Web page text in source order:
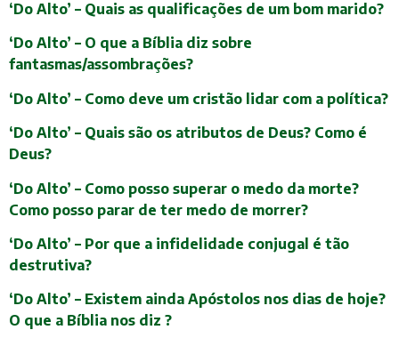
‘Do Alto’ – Quais as qualificações de um bom marido?
‘Do Alto’ – O que a Bíblia diz sobre
fantasmas/assombrações?
‘Do Alto’ – Como deve um cristão lidar com a política?
‘Do Alto’ – Quais são os atributos de Deus? Como é
Deus?
‘Do Alto’ – Como posso superar o medo da morte?
Como posso parar de ter medo de morrer?
‘Do Alto’ – Por que a infidelidade conjugal é tão
destrutiva?
‘Do Alto’ – Existem ainda Apóstolos nos dias de hoje?
O que a Bíblia nos diz ?